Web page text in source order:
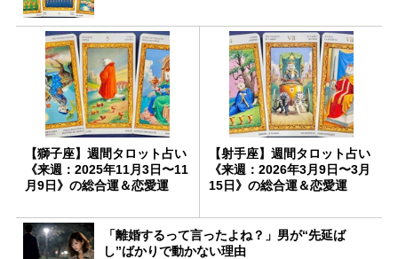
【獅子座】週間タロット占い
《来週：2025年11月3日〜11
月9日》の総合運＆恋愛運
【射手座】週間タロット占い
《来週：2026年3月9日〜3月
15日》の総合運＆恋愛運
「離婚するって言ったよね？」男が“先延ば
し”ばかりで動かない理由